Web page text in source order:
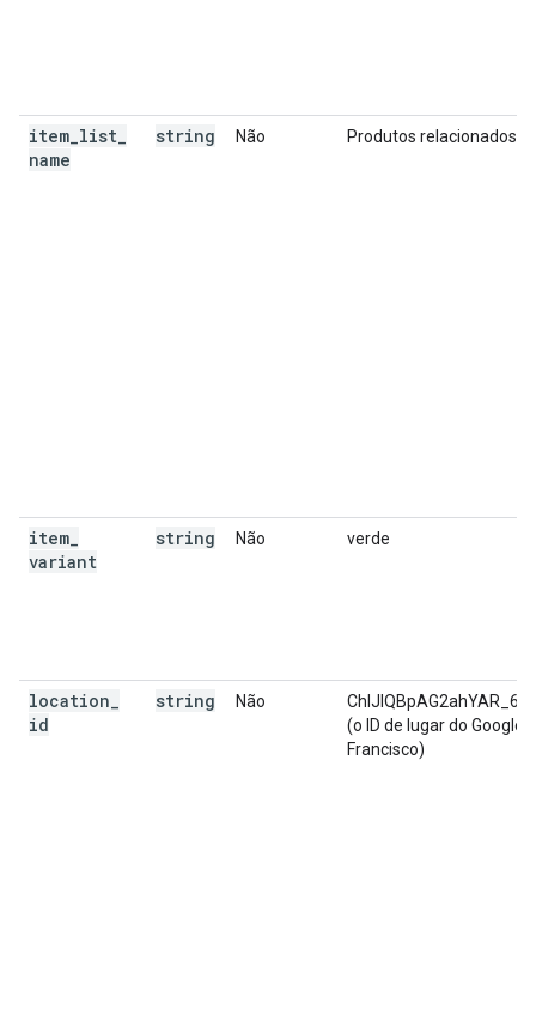
item list
name
string Não Produtos relacionados
item
variant
string Não verde
location
id
string Não
(o ID de lugar do Google
Francisco)